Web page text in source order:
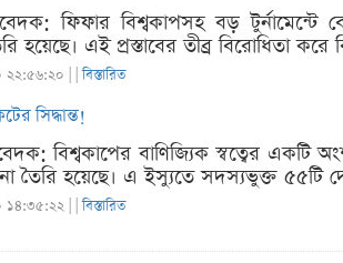
ফিফার বিশ্বকাপসহ বড়
হয়েছে। এই প্রস্তাবের তীব্র বিরোধিতা
| |বিস্তারিত
সিদ্ধান্ত!
বিশ্বকাপের বাণিজ্যিক স্বত্বের
তৈরি হয়েছে। এ ইস্যুতে সদস্যভুক্ত ৫৫টি
| |বিস্তারিত